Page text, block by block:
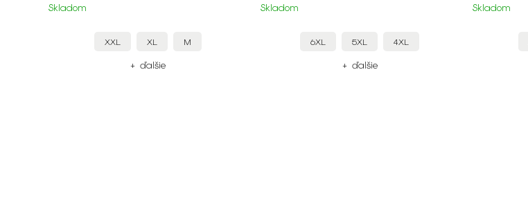
Skladom
XXL XL M
+ ďalšie
Skladom
6XL 5XL 4XL
+ ďalšie
Skladom